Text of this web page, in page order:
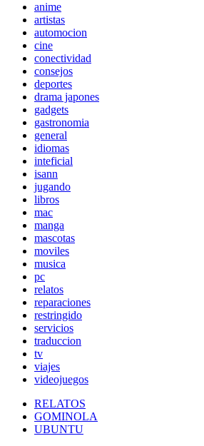
anime
artistas
automocion
cine
conectividad
consejos
deportes
drama japones
gadgets
gastronomia
general
idiomas
inteficial
isann
jugando
libros
mac
manga
mascotas
moviles
musica
pc
relatos
reparaciones
restringido
servicios
traduccion
tv
viajes
videojuegos
RELATOS
GOMINOLA
UBUNTU